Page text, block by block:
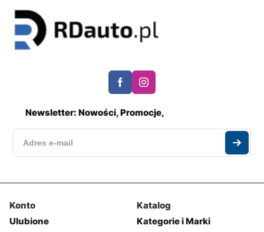
Newsletter: Nowości, Promocje,
Konto
Ulubione
Katalog
Kategorie i Marki